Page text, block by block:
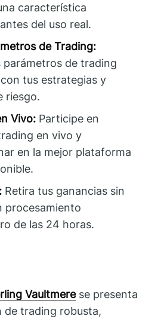
característica
del uso real.
de Trading:
parámetros de trading
tus estrategias y
riesgo.
Vivo: Participe en
en vivo y
en la mejor plataforma
Retira tus ganancias sin
procesamiento
de las 24 horas.
Vaultmerese presenta
de trading robusta,